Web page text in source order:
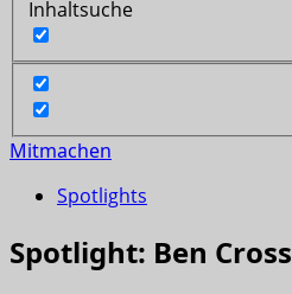
Inhaltsuche
Mitmachen
Spotlights
Spotlight: Ben Cross